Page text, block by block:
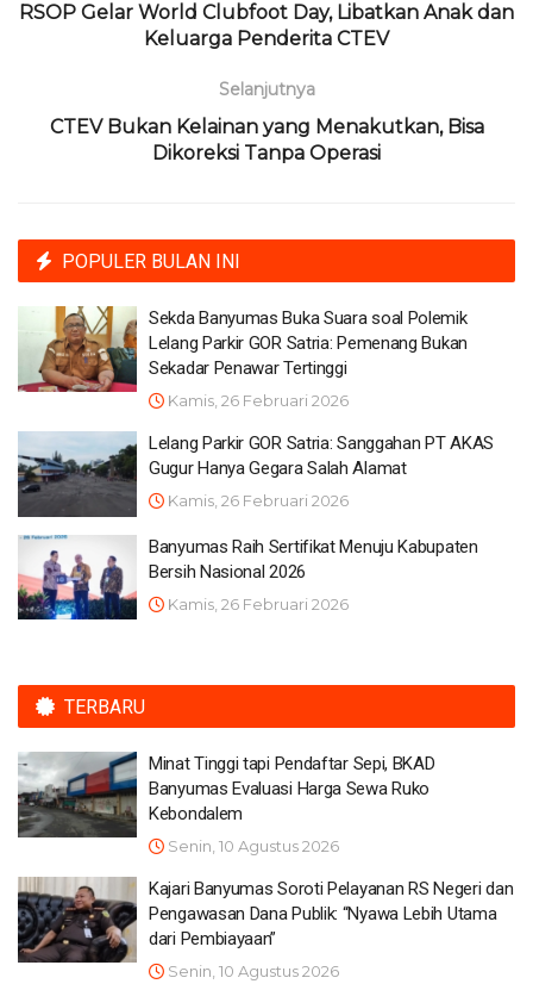
RSOP Gelar World Clubfoot Day, Libatkan Anak dan
Keluarga Penderita CTEV
Selanjutnya
CTEV Bukan Kelainan yang Menakutkan, Bisa
Dikoreksi Tanpa Operasi
POPULER BULAN INI
Sekda Banyumas Buka Suara soal Polemik
Lelang Parkir GOR Satria: Pemenang Bukan
Sekadar Penawar Tertinggi
Kamis, 26 Februari 2026
Lelang Parkir GOR Satria: Sanggahan PT AKAS
Gugur Hanya Gegara Salah Alamat
Kamis, 26 Februari 2026
Banyumas Raih Sertifikat Menuju Kabupaten
Bersih Nasional 2026
Kamis, 26 Februari 2026
TERBARU
Minat Tinggi tapi Pendaftar Sepi, BKAD
Banyumas Evaluasi Harga Sewa Ruko
Kebondalem
Senin, 10 Agustus 2026
Kajari Banyumas Soroti Pelayanan RS Negeri dan
Pengawasan Dana Publik: “Nyawa Lebih Utama
dari Pembiayaan”
Senin, 10 Agustus 2026